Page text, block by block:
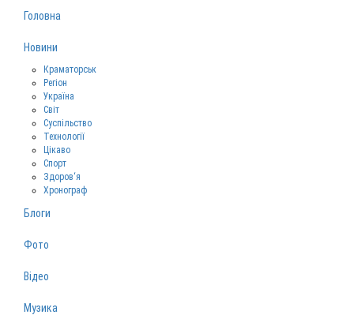
Головна
Новини
Краматорськ
Регіон
Україна
Світ
Суспільство
Технології
Цікаво
Спорт
Здоров‘я
Хронограф
Блоги
Фото
Відео
Музика